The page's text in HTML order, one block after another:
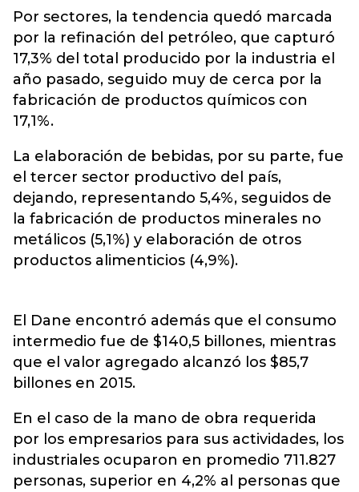
Por sectores, la tendencia quedó marcada
por la refinación del petróleo, que capturó
17,3% del total producido por la industria el
año pasado, seguido muy de cerca por la
fabricación de productos químicos con
17,1%.
La elaboración de bebidas, por su parte, fue
el tercer sector productivo del país,
dejando, representando 5,4%, seguidos de
la fabricación de productos minerales no
metálicos (5,1%) y elaboración de otros
productos alimenticios (4,9%).
El Dane encontró además que el consumo
intermedio fue de $140,5 billones, mientras
que el valor agregado alcanzó los $85,7
billones en 2015.
En el caso de la mano de obra requerida
por los empresarios para sus actividades, los
industriales ocuparon en promedio 711.827
personas, superior en 4,2% al personas que